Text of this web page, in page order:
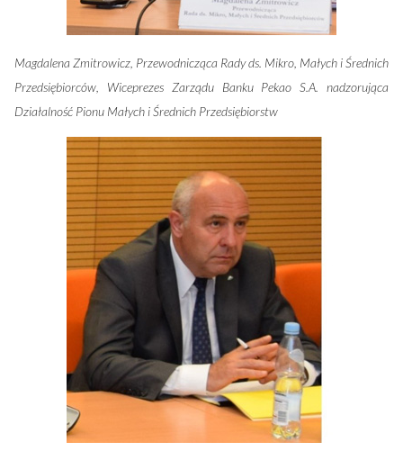
Magdalena Zmitrowicz, Przewodnicząca Rady ds. Mikro, Małych i Średnich
Przedsiębiorców, Wiceprezes Zarządu Banku Pekao S.A. nadzorująca
Działalność Pionu Małych i Średnich Przedsiębiorstw